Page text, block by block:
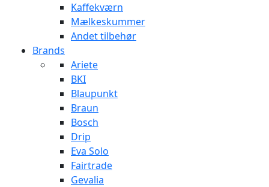
Kaffekværn
Mælkeskummer
Andet tilbehør
Brands
Ariete
BKI
Blaupunkt
Braun
Bosch
Drip
Eva Solo
Fairtrade
Gevalia